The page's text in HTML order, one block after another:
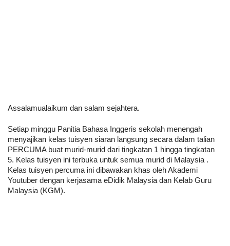
Assalamualaikum dan salam sejahtera.
Setiap minggu Panitia Bahasa Inggeris sekolah menengah
menyajikan kelas tuisyen siaran langsung secara dalam talian
PERCUMA buat murid-murid dari tingkatan 1 hingga tingkatan
5. Kelas tuisyen ini terbuka untuk semua murid di Malaysia .
Kelas tuisyen percuma ini dibawakan khas oleh Akademi
Youtuber dengan kerjasama eDidik Malaysia dan Kelab Guru
Malaysia (KGM).